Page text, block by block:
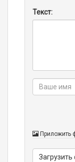
Текст:
Приложить